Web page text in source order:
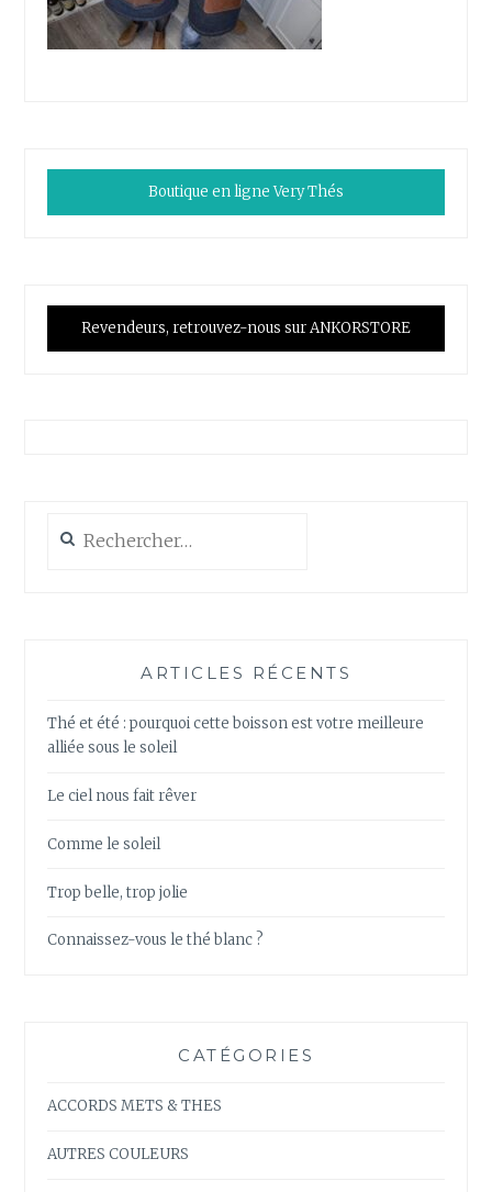
Boutique en ligne Very Thés
Revendeurs, retrouvez-nous sur ANKORSTORE
ARTICLES RÉCENTS
Thé et été : pourquoi cette boisson est votre meilleure
alliée sous le soleil
Le ciel nous fait rêver
Comme le soleil
Trop belle, trop jolie
Connaissez-vous le thé blanc ?
CATÉGORIES
ACCORDS METS & THES
AUTRES COULEURS